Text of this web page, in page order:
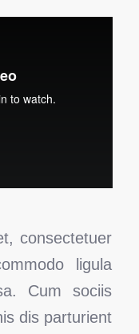
consectetuer
ligula
Cum sociis
dis parturient